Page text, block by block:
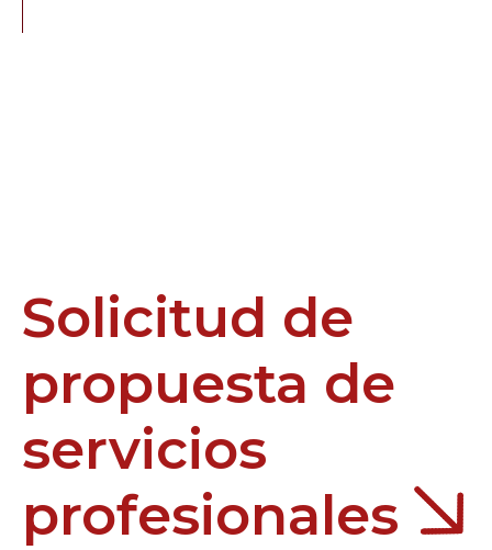
Solicitud de
propuesta de
servicios
profesionales